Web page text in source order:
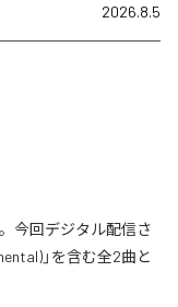
2026.8.5
今回デジタル配信さ
」を含む全2曲と